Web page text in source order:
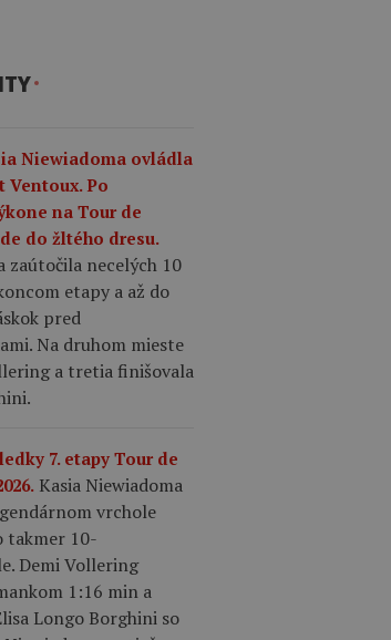
Niewiadoma ovládla
Po
na Tour de
do žltého dresu.
zaútočila necelých 10
etapy a až do
pred
Na druhom mieste
a tretia finišovala
7. etapy Tour de
Kasia Niewiadoma
vrchole
takmer 10-
Demi Vollering
1:16 min a
Longo Borghini so